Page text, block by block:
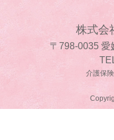
株式会
〒798-0035 愛
介護保